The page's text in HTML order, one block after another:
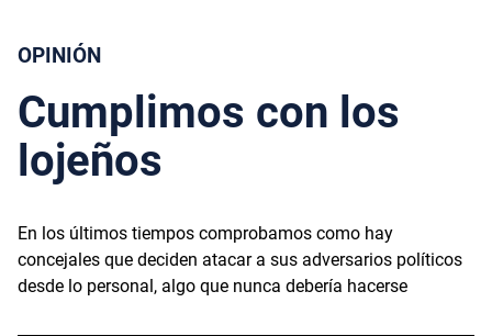
OPINIÓN
Cumplimos con los
lojeños
En los últimos tiempos comprobamos como hay
concejales que deciden atacar a sus adversarios políticos
desde lo personal, algo que nunca debería hacerse